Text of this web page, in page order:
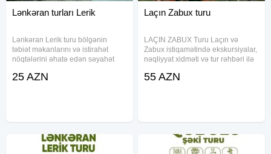
Lənkəran turları Lerik
Lənkəran Lerik turu bölgənin
təbiət məkanlarını və istirahət
nöqtələrini əhatə edən səyahət
nəqliyyat, ekskursiyalar, tur rəhbəri
25 AZN
Laçın Zabux turu
LAÇIN ZABUX Turu Laçın və
Zabux istiqamətində ekskursiyalar,
nəqliyyat xidməti və tur rəhbəri ilə
uyğun olaraq səhər yeməyi, çay
55 AZN